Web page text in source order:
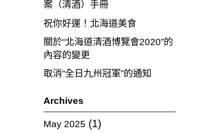
案（清酒）手冊
祝你好運！北海道美食
關於“北海道清酒博覽會2020”的
內容的變更
取消“全日九州冠軍”的通知
Archives
May 2025 (1)